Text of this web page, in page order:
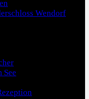
Wendorf
See